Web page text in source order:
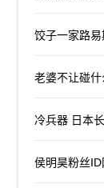
饺子一家路
老婆不让碰
冷兵器 日本
侯明昊粉丝